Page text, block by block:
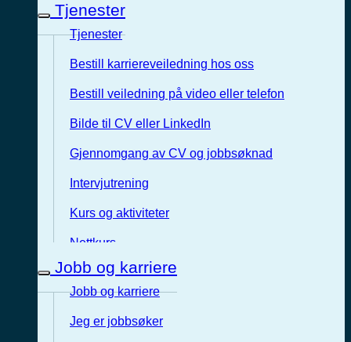
Tjenester
Tjenester
Bestill karriereveiledning hos oss
Bestill veiledning på video eller telefon
Bilde til CV eller LinkedIn
Gjennomgang av CV og jobbsøknad
Intervjutrening
Kurs og aktiviteter
Nettkurs
Jobb og karriere
Jobb og karriere
Jeg er jobbsøker